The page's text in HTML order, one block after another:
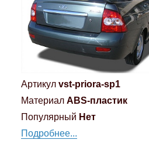
Артикул vst-priora-sp1
Материал ABS-пластик
Популярный Нет
Подробнее...